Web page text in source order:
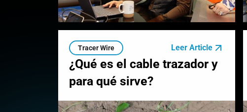
Tracer Wire Leer Article
¿Qué es el cable trazador y
para qué sirve?